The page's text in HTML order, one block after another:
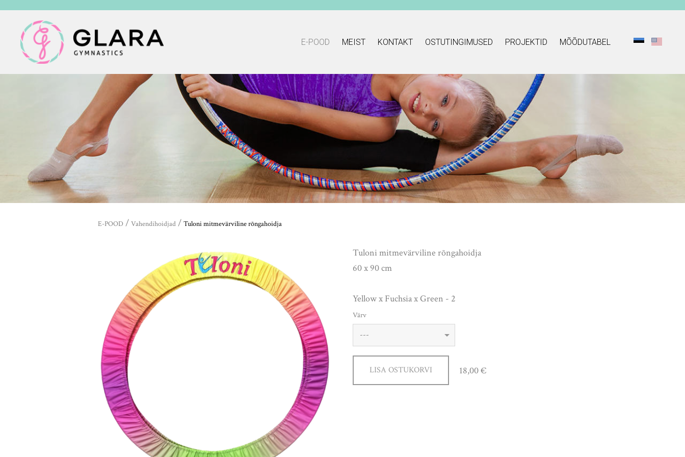
E-POOD MEIST KONTAKT OSTUTINGIMUSED PROJEKTID MÕÕDUTABEL
E-POOD / Vahendihoidjad / Tuloni mitmevärviline rõngahoidja
Tuloni mitmevärviline rõngahoidja
60 x 90 cm
Yellow x Fuchsia x Green - 2
Värv
LISA OSTUKORVI 18,00 €